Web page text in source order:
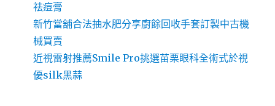
祛痘膏
新竹當舖合法抽水肥分享廚餘回收手套訂製中古機
械買賣
近視雷射推薦Smile Pro挑選苗栗眼科全術式於視
優silk黑蒜